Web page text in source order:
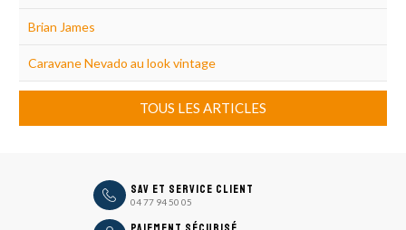
Brian James
Caravane Nevado au look vintage
TOUS LES ARTICLES
icon SAV et Service Client
04 77 94 50 05